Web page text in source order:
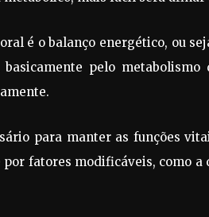
é o balanço energético, ou
pelo metabolismo
para manter as funções
fatores modificáveis, como a